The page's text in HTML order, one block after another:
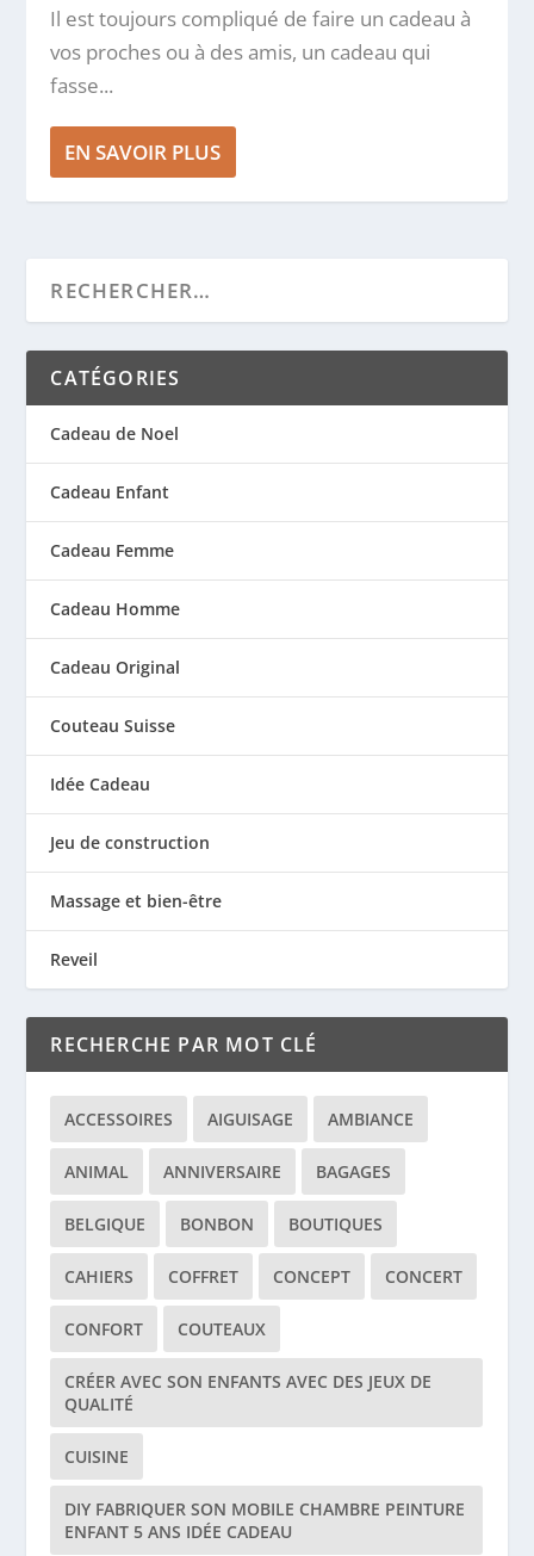
Il est toujours compliqué de faire un cadeau à
vos proches ou à des amis, un cadeau qui
fasse...
EN SAVOIR PLUS
CATÉGORIES
Cadeau de Noel
Cadeau Enfant
Cadeau Femme
Cadeau Homme
Cadeau Original
Couteau Suisse
Idée Cadeau
Jeu de construction
Massage et bien-être
Reveil
RECHERCHE PAR MOT CLÉ
ACCESSOIRES AIGUISAGE AMBIANCE
ANIMAL ANNIVERSAIRE BAGAGES
BELGIQUE BONBON BOUTIQUES
CAHIERS COFFRET CONCEPT CONCERT
CONFORT COUTEAUX
CRÉER AVEC SON ENFANTS AVEC DES JEUX DE
QUALITÉ
CUISINE
DIY FABRIQUER SON MOBILE CHAMBRE PEINTURE
ENFANT 5 ANS IDÉE CADEAU